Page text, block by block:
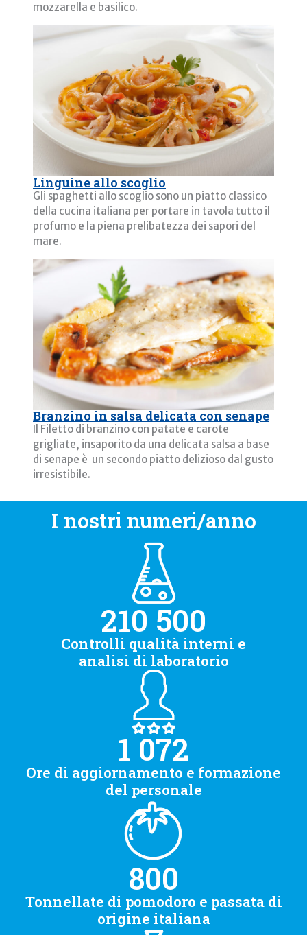
mozzarella e basilico.
Linguine allo scoglio
Gli spaghetti allo scoglio sono un piatto classico
della cucina italiana per portare in tavola tutto il
profumo e la piena prelibatezza dei sapori del
mare.
Branzino in salsa delicata con senape
Il Filetto di branzino con patate e carote
grigliate, insaporito da una delicata salsa a base
di senape è un secondo piatto delizioso dal gusto
irresistibile.
I nostri numeri/anno
210 500
Controlli qualità interni e
analisi di laboratorio
1 072
Ore di aggiornamento e formazione
del personale
800
Tonnellate di pomodoro e passata di
origine italiana